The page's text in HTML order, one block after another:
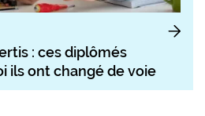
: ces diplômés
ils ont changé de voie